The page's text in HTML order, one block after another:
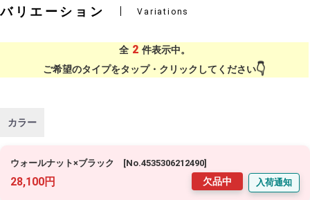
バリエーション Variations
全 2 件表示中。
ご希望のタイプをタップ・クリックしてください
カラー
ウォールナット×ブラック [No.4535306212490]
28,100円 欠品中 入荷通知